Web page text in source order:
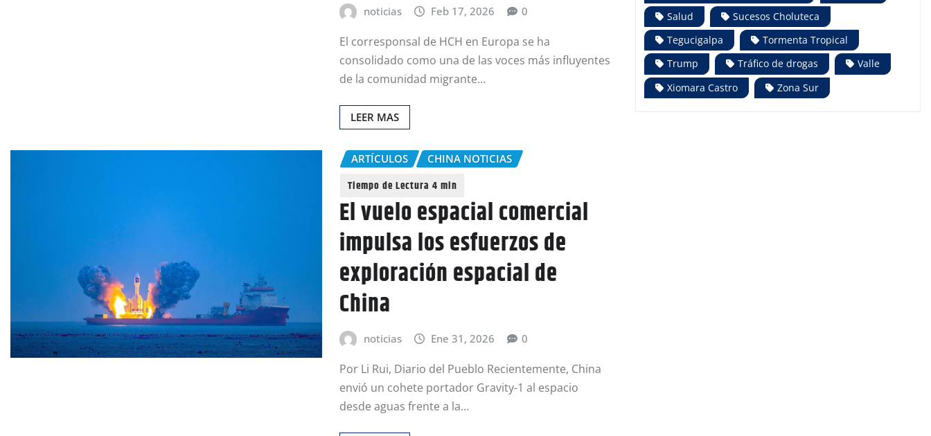
noticias Feb 17, 2026 0
El corresponsal de HCH en Europa se ha
consolidado como una de las voces más influyentes
de la comunidad migrante…
LEER MAS
ARTÍCULOS CHINA NOTICIAS
El vuelo espacial comercial
impulsa los esfuerzos de
exploración espacial de
China
noticias Ene 31, 2026 0
Por Li Rui, Diario del Pueblo Recientemente, China
envió un cohete portador Gravity-1 al espacio
desde aguas frente a la…
Salud
Sucesos Choluteca
Tegucigalpa
Tormenta Tropical
Trump
Tráfico de drogas
Valle
Xiomara Castro
Zona Sur